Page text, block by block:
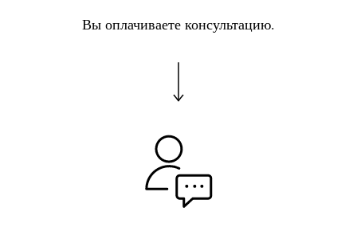
Вы оплачиваете консультацию.